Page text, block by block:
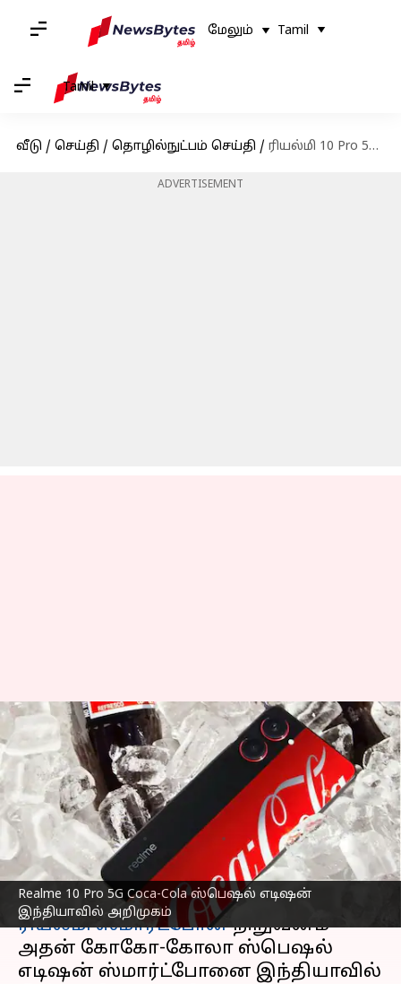
மேலும் Tamil
Tamil
வீடு / செய்தி / தொழில்நுட்பம் செய்தி / ரியல்மி 10 Pro 5G கோகோ-கோலா எடிஷன் - ஸ்மார்ட்போனின் சிறப்புகள்;
ADVERTISEMENT
Realme 10 Pro 5G Coca-Cola ஸ்பெஷல் எடிஷன்
இந்தியாவில் அறிமுகம்
ரியல்மி 10 Pro 5G கோகோ-
கோலா எடிஷன் -
ஸ்மார்ட்போனின்
சிறப்புகள்;
எழுதியவர் Siranjeevi Feb 10, 2023 04:45 pm
செய்தி முன்னோட்டம்
ரியல்மி ஸ்மார்ட்போன்நிறுவனம்
அதன் கோகோ-கோலா ஸ்பெஷல்
எடிஷன் ஸ்மார்ட்போனை இந்தியாவில்